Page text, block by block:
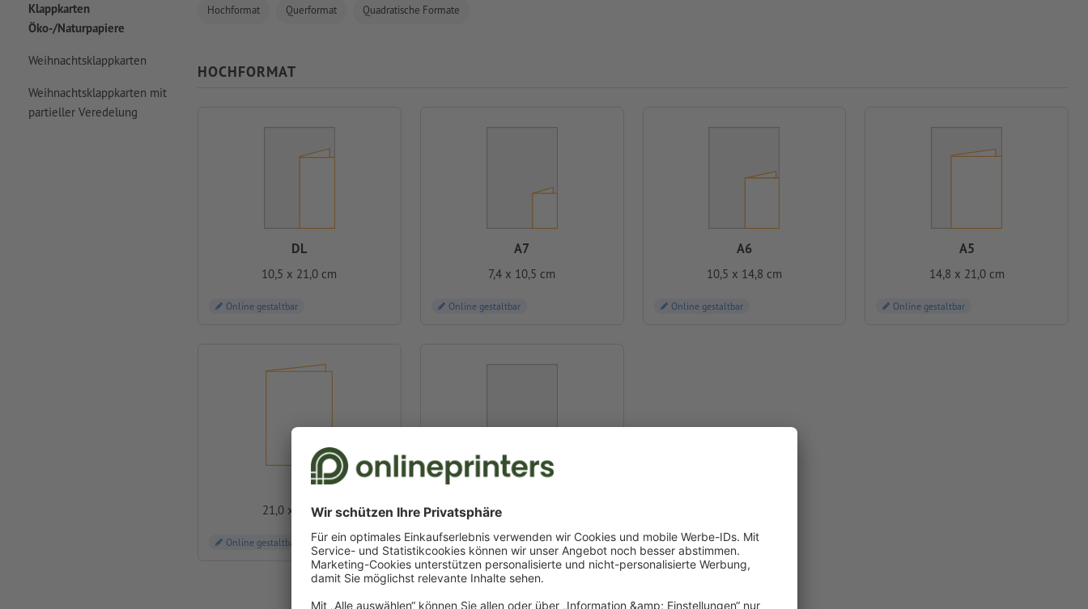
Klappkarten
Öko-/Naturpapiere
Weihnachtsklappkarten
Weihnachtsklappkarten mit
partieller Veredelung
Hochformat Querformat Quadratische Formate
HOCHFORMAT
DL
10,5 x 21,0 cm
Online gestaltbar
A7
7,4 x 10,5 cm
Online gestaltbar
A6
10,5 x 14,8 cm
Online gestaltbar
A5
14,8 x 21,0 cm
Online gestaltbar
21,0 x 29,7 cm
Online gestaltbar
5,5 x 8,5 cm